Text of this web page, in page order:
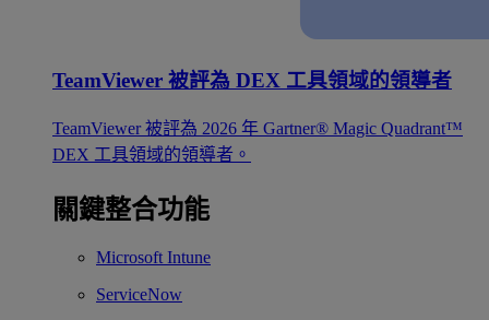
TeamViewer 被評為 DEX 工具領域的領導者
TeamViewer 被評為 2026 年 Gartner® Magic Quadrant™
DEX 工具領域的領導者。
關鍵整合功能
Microsoft Intune
ServiceNow